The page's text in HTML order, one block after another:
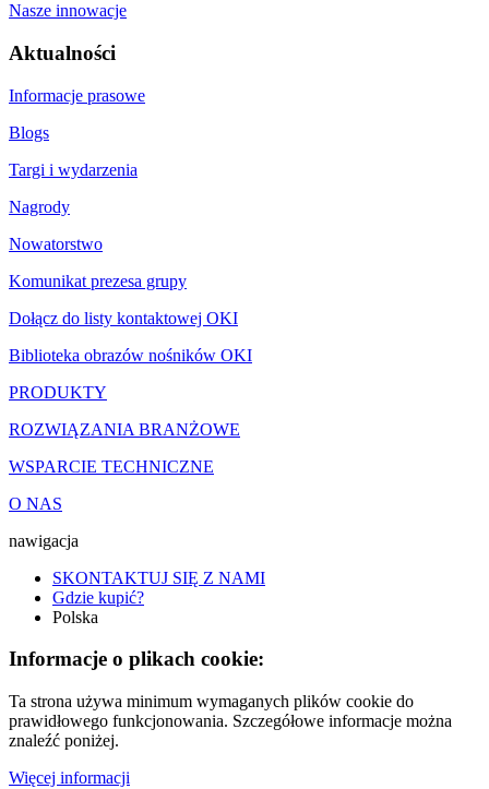
Nasze innowacje
Aktualności
Informacje prasowe
Blogs
Targi i wydarzenia
Nagrody
Nowatorstwo
Komunikat prezesa grupy
Dołącz do listy kontaktowej OKI
Biblioteka obrazów nośników OKI
PRODUKTY
ROZWIĄZANIA BRANŻOWE
WSPARCIE TECHNICZNE
O NAS
nawigacja
SKONTAKTUJ SIĘ Z NAMI
Gdzie kupić?
Polska
Informacje o plikach cookie:
Ta strona używa minimum wymaganych plików cookie do
prawidłowego funkcjonowania. Szczegółowe informacje można
znaleźć poniżej.
Więcej informacji